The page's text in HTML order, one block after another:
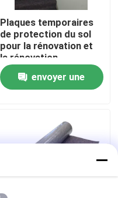
Plaques temporaires
de protection du sol
pour la rénovation et
la rénovation
envoyer une